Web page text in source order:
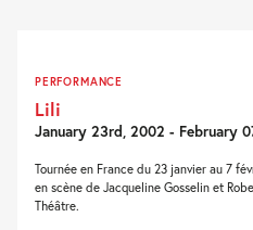
PERFORMANCE
Lili
January 23rd, 2002 - February
Tournée en France du 23 janvier au 7
en scène de Jacqueline Gosselin et
Théâtre.